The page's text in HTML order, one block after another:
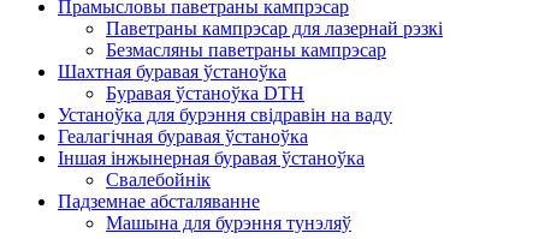
Прамысловы паветраны кампрэсар
Паветраны кампрэсар для лазернай рэзкі
Безмасляны паветраны кампрэсар
Шахтная буравая ўстаноўка
Буравая ўстаноўка DTH
Устаноўка для бурэння свідравін на ваду
Геалагічная буравая ўстаноўка
Іншая інжынерная буравая ўстаноўка
Свалебойнік
Падземнае абсталяванне
Машына для бурэння тунэляў